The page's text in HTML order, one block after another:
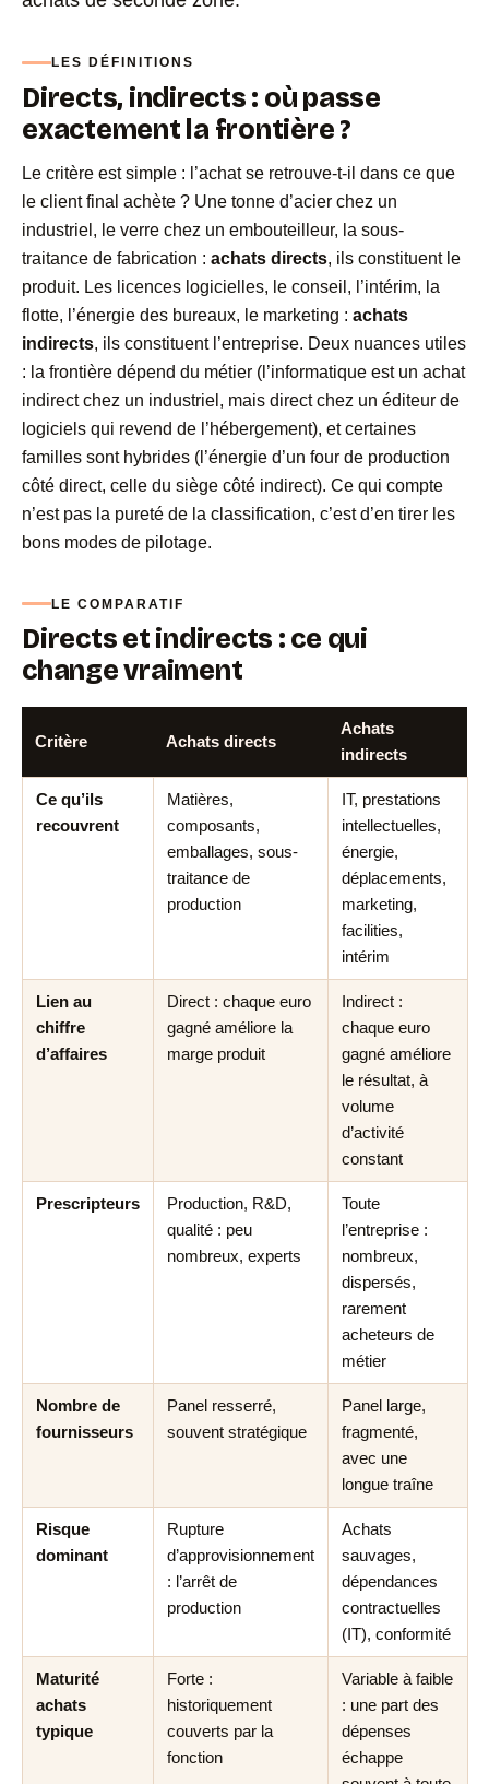
LES DÉFINITIONS
Directs, indirects : où passe
exactement la frontière ?
Le critère est simple : l’achat se retrouve-t-il dans ce que
le client final achète ? Une tonne d’acier chez un
industriel, le verre chez un embouteilleur, la sous-
traitance de fabrication : achats directs, ils constituent le
produit. Les licences logicielles, le conseil, l’intérim, la
flotte, l’énergie des bureaux, le marketing : achats
indirects, ils constituent l’entreprise. Deux nuances utiles
: la frontière dépend du métier (l’informatique est un achat
indirect chez un industriel, mais direct chez un éditeur de
logiciels qui revend de l’hébergement), et certaines
familles sont hybrides (l’énergie d’un four de production
côté direct, celle du siège côté indirect). Ce qui compte
n’est pas la pureté de la classification, c’est d’en tirer les
bons modes de pilotage.
LE COMPARATIF
Directs et indirects : ce qui
change vraiment
Critère Achats directs
Achats
indirects
Ce qu’ils
recouvrent
Matières,
composants,
emballages, sous-
traitance de
production
IT, prestations
intellectuelles,
énergie,
déplacements,
marketing,
facilities,
intérim
Lien au
chiffre
d’affaires
Direct : chaque euro
gagné améliore la
marge produit
Indirect :
chaque euro
gagné améliore
le résultat, à
volume
d’activité
constant
Prescripteurs
Production, R&D,
qualité : peu
nombreux, experts
Toute
l’entreprise :
nombreux,
dispersés,
rarement
acheteurs de
métier
Nombre de
fournisseurs
Panel resserré,
souvent stratégique
Panel large,
fragmenté,
avec une
longue traîne
Risque
dominant
Rupture
d’approvisionnement
: l’arrêt de
production
Achats
sauvages,
dépendances
contractuelles
(IT), conformité
Maturité
achats
typique
Forte :
historiquement
couverts par la
fonction
Variable à faible
: une part des
dépenses
échappe